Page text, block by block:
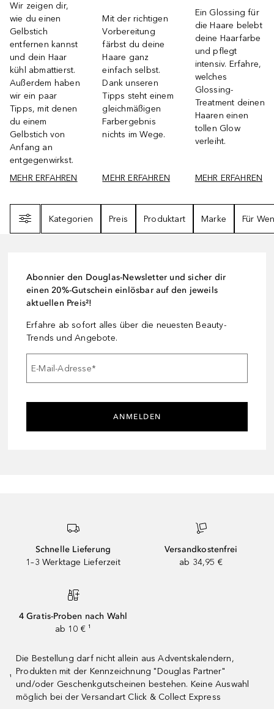
Wir zeigen dir,
wie du einen
Gelbstich
entfernen kannst
und dein Haar
kühl abmattierst.
Außerdem haben
wir ein paar
Tipps, mit denen
du einem
Gelbstich von
Anfang an
entgegenwirkst.
MEHR ERFAHREN
Mit der richtigen
Vorbereitung
färbst du deine
Haare ganz
einfach selbst.
Dank unseren
Tipps steht einem
gleichmäßigen
Farbergebnis
nichts im Wege.
MEHR ERFAHREN
Ein Glossing für
die Haare belebt
deine Haarfarbe
und pflegt
intensiv. Erfahre,
welches
Glossing-
Treatment deinen
Haaren einen
tollen Glow
verleiht.
MEHR ERFAHREN
Kategorien
Preis Produktart Marke Für
Abonnier den Douglas-Newsletter und sicher dir
einen 20%-Gutschein einlösbar auf den jeweils
aktuellen Preis²!
Erfahre ab sofort alles über die neuesten Beauty-
Trends und Angebote.
E-Mail-Adresse*
ANMELDEN
Schnelle Lieferung
1–3 Werktage Lieferzeit
Versandkostenfrei
ab 34,95 €
4 Gratis-Proben nach Wahl
ab 10 € ¹
¹
Die Bestellung darf nicht allein aus Adventskalendern,
Produkten mit der Kennzeichnung "Douglas Partner"
und/oder Geschenkgutscheinen bestehen. Keine Auswahl
möglich bei der Versandart Click & Collect Express